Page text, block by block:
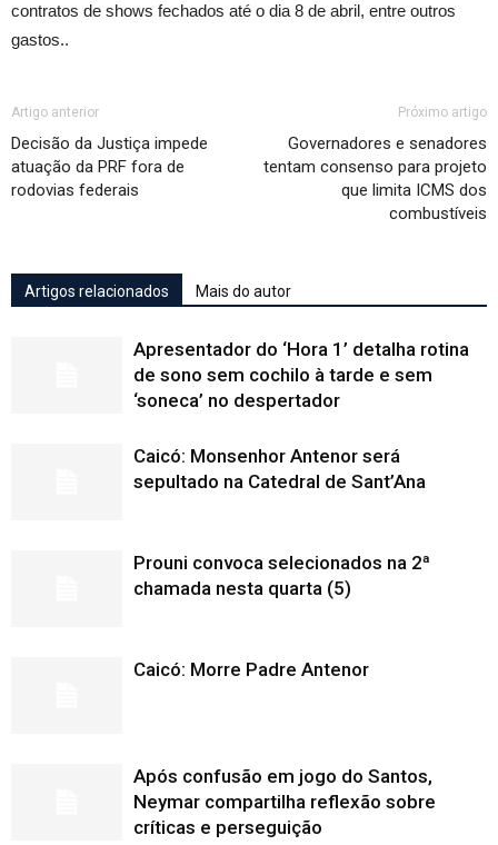
contratos de shows fechados até o dia 8 de abril, entre outros
gastos..
Artigo anterior
Decisão da Justiça impede
atuação da PRF fora de
rodovias federais
Próximo artigo
Governadores e senadores
tentam consenso para projeto
que limita ICMS dos
combustíveis
Artigos relacionados Mais do autor
Apresentador do ‘Hora 1’ detalha rotina
de sono sem cochilo à tarde e sem
‘soneca’ no despertador
Caicó: Monsenhor Antenor será
sepultado na Catedral de Sant’Ana
Prouni convoca selecionados na 2ª
chamada nesta quarta (5)
Caicó: Morre Padre Antenor
Após confusão em jogo do Santos,
Neymar compartilha reflexão sobre
críticas e perseguição